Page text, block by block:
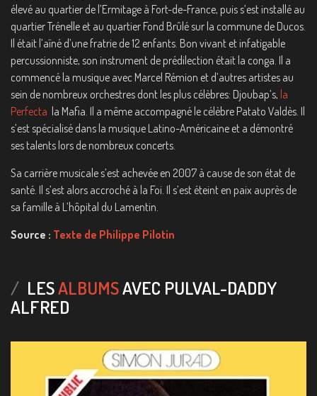
élevé au quartier de l’Ermitage à Fort-de-France, puis s’est installé au
quartier Trénelle et au quartier Fond Brûlé sur la commune de Ducos.
Il était l’aîné d’une fratrie de 12 enfants. Bon vivant et infatigable
percussionniste, son instrument de prédilection était la conga. Il a
commencé la musique avec Marcel Rémion et d’autres artistes au
sein de nombreux orchestres dont les plus célèbres: Djoubap’s, la
Perfecta la Mafia. Il a même accompagné le célèbre Patato Valdès. Il
s’est spécialisé dans la musique Latino-Américaine et a démontré
ses talents lors de nombreux concerts.
Sa carrière musicale s’est achevée en 2007 à cause de son état de
santé. Il s’est alors accroché à la Foi. Il s’est éteint en paix auprès de
sa famille à L’hôpital du Lamentin.
Source : Texte de Philippe Pilotin
LESALBUMSAVEC PULVAL-DADDY
ALFRED